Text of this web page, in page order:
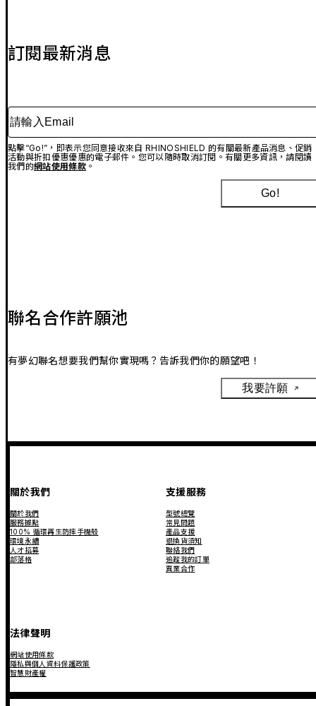
訂閱最新消息
請輸入Email
點擊“Go!”，即表示您同意接收來自 RHINOSHIELD 的有關最新產品消息、促銷
活動與折扣優惠優惠的電子郵件。您可以隨時取消訂閱。有關更多資訊，請閱讀
我們的網站使用條款。
Go!
聯名合作許願池
有夢幻聯名想要我們幫你實現嗎？告訴我們你的願望吧！
我要許願
關於我們
關於我們
服務據點
100% 循環再生防摔手機殼
環境永續
人才招募
部落格
支援服務
型號總覽
常見問題
產品支援
退換貨須知
聯絡我們
追蹤我的訂單
異業合作
法律聲明
網站使用條款
隱私與個人資料保護政策
智慧財產權